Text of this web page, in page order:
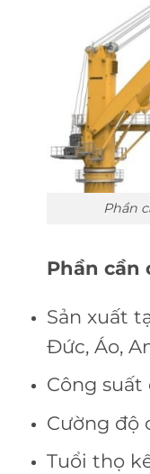
Phần
Phần cần
Sản xuất
Đức, Áo,
Công suất
Cường độ
Tuổi thọ